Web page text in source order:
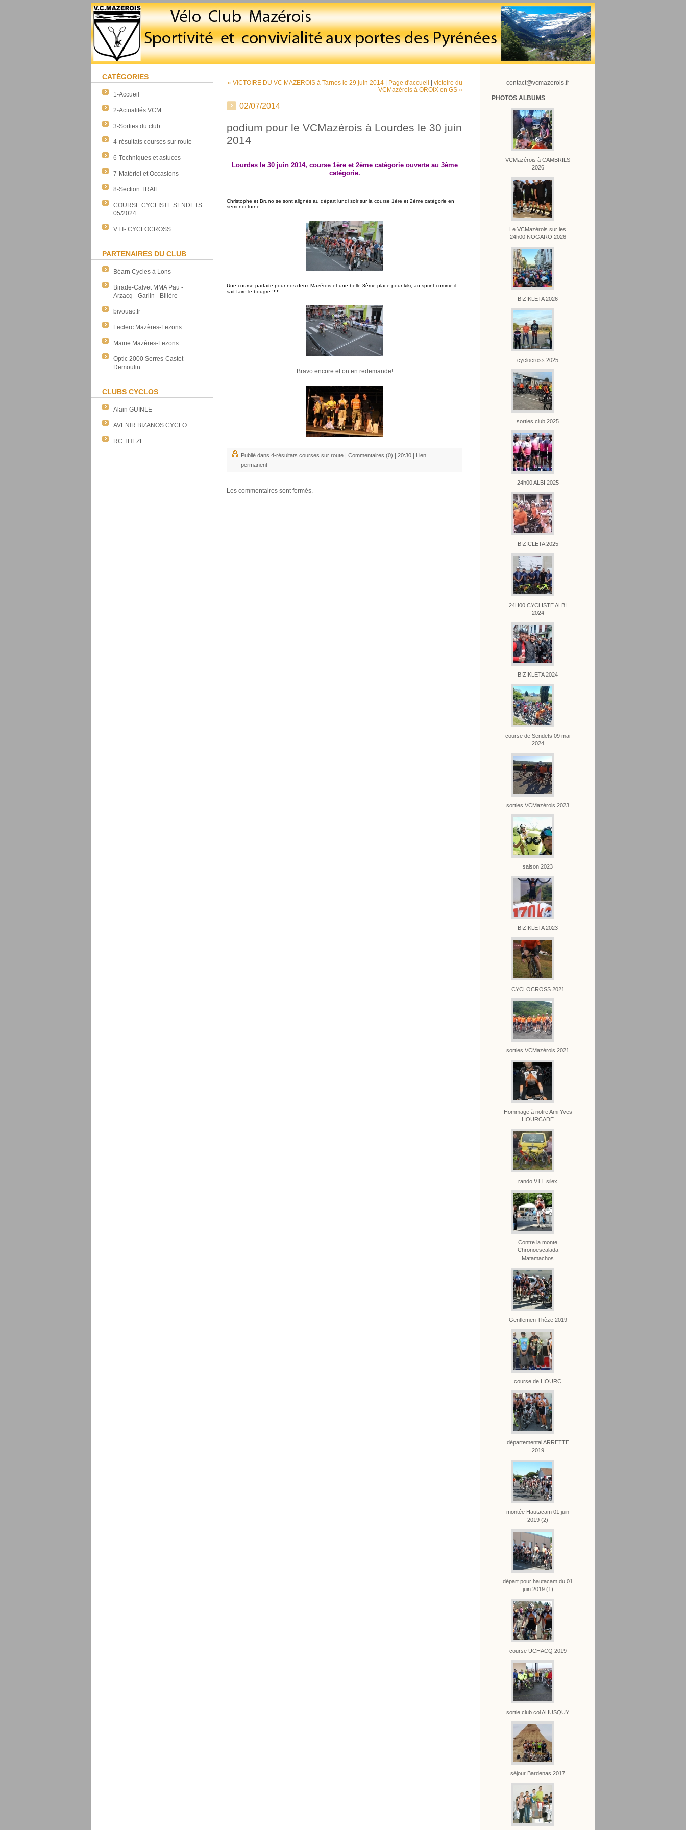
CATÉGORIES
1-Accueil
2-Actualités VCM
3-Sorties du club
4-résultats courses sur route
6-Techniques et astuces
7-Matériel et Occasions
8-Section TRAIL
COURSE CYCLISTE SENDETS
05/2024
VTT- CYCLOCROSS
PARTENAIRES DU CLUB
Béarn Cycles à Lons
Birade-Calvet MMA Pau -
Arzacq - Garlin - Billère
bivouac.fr
Leclerc Mazères-Lezons
Mairie Mazères-Lezons
Optic 2000 Serres-Castet
Demoulin
CLUBS CYCLOS
Alain GUINLE
AVENIR BIZANOS CYCLO
RC THEZE
contact@vcmazerois.fr
PHOTOS ALBUMS
VCMazérois à CAMBRILS
2026
Le VCMazérois sur les
24h00 NOGARO 2026
BIZIKLETA 2026
cyclocross 2025
sorties club 2025
24h00 ALBI 2025
BIZICLETA 2025
24H00 CYCLISTE ALBI
2024
BIZIKLETA 2024
course de Sendets 09 mai
2024
sorties VCMazérois 2023
saison 2023
BIZIKLETA 2023
CYCLOCROSS 2021
sorties VCMazérois 2021
Hommage à notre Ami Yves
HOURCADE
rando VTT silex
Contre la monte
Chronoescalada
Matamachos
Gentlemen Thèze 2019
course de HOURC
départemental ARRETTE
2019
montée Hautacam 01 juin
2019 (2)
départ pour hautacam du 01
juin 2019 (1)
course UCHACQ 2019
sortie club col AHUSQUY
séjour Bardenas 2017
« VICTOIRE DU VC MAZEROIS à Tarnos le 29 juin 2014 Page d'accueil
victoire du
VCMazérois à OROIX en GS »
02/07/2014
podium pour le VCMazérois à Lourdes le 30 juin
2014
Lourdes le 30 juin 2014, course 1ère et 2ème catégorie ouverte au 3ème
catégorie.
Christophe et Bruno se sont alignés au départ lundi soir sur la course 1ère et 2ème catégorie en
semi-nocturne.
Une course parfaite pour nos deux Mazérois et une belle 3ème place pour kiki, au sprint comme il
sait faire le bougre !!!!!
Bravo encore et on en redemande!
Publié dans 4-résultats courses sur route Commentaires (0) | 20:30 |
Lien
permanent
Les commentaires sont fermés.